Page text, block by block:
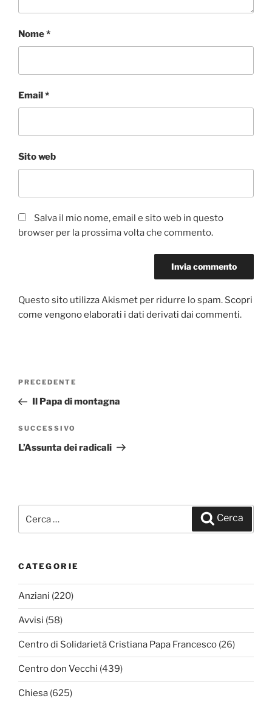
Nome*
Email*
Sito web
Salva il mio nome, email e sito web in questo
browser per la prossima volta che commento.
Questo sito utilizza Akismet per ridurre lo spam. Scopri
come vengono elaborati i dati derivati dai commenti.
Navigazione
Articolo
precedente:
PRECEDENTE
Il Papa di montagna
Articolo
successivo
SUCCESSIVO
L’Assunta dei radicali
Cerca
CATEGORIE
Anziani (220)
Avvisi (58)
Centro di Solidarietà Cristiana Papa Francesco (26)
Centro don Vecchi (439)
Chiesa (625)